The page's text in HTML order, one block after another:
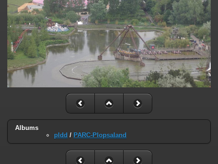
Albums
pldd / PARC-Plopsaland